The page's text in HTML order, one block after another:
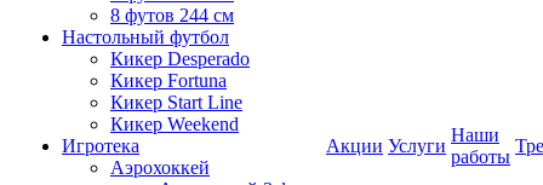
8 футов 244 см
Настольный футбол
Кикер Desperado
Кикер Fortuna
Кикер Start Line
Кикер Weekend
Игротека
Аэрохоккей
Акции Услуги
Наши
работы